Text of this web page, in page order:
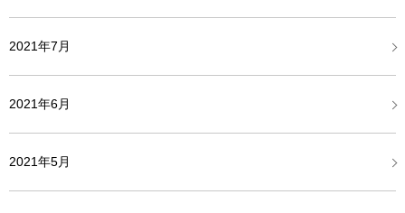
2021年7月
2021年6月
2021年5月